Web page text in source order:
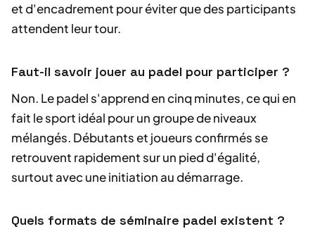
et d'encadrement pour éviter que des participants
attendent leur tour.
Faut-il savoir jouer au padel pour participer ?
Non. Le padel s'apprend en cinq minutes, ce qui en
fait le sport idéal pour un groupe de niveaux
mélangés. Débutants et joueurs confirmés se
retrouvent rapidement sur un pied d'égalité,
surtout avec une initiation au démarrage.
Quels formats de séminaire padel existent ?